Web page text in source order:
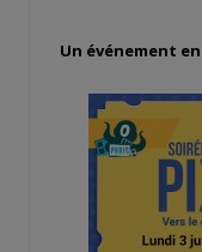
Un événement en